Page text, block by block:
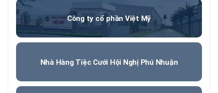
Công ty cổ phần Việt Mỹ
Nhà Hàng Tiệc Cưới Hội Nghị Phú Nhuận